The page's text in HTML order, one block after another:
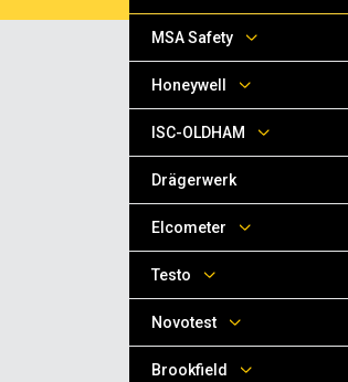
MSA Safety
Honeywell
ISC-OLDHAM
Drägerwerk
Elcometer
Testo
Novotest
Brookfield